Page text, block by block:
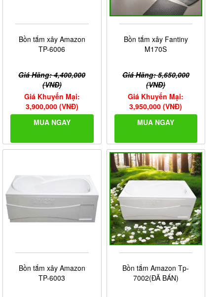
Bồn tắm xây Amazon
TP-6006
Giá Hãng: 4,400,000
(VNĐ)
Giá Khuyến Mại:
3,900,000 (VNĐ)
MUA NGAY
Bồn tắm xây Fantiny
M170S
Giá Hãng: 5,650,000
(VNĐ)
Giá Khuyến Mại:
3,950,000 (VNĐ)
MUA NGAY
Bồn tắm xây Amazon
TP-6003
Bồn tắm Amazon Tp-
7002(ĐÃ BÁN)